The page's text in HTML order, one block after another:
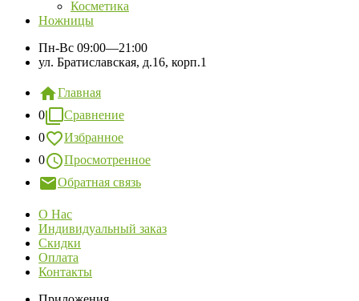
Косметика
Ножницы
Пн-Вс 09:00—21:00
ул. Братиславская, д.16, корп.1
Главная
0
Сравнение
0
Избранное
0
Просмотренное
Обратная связь
О Нас
Индивидуальный заказ
Скидки
Оплата
Контакты